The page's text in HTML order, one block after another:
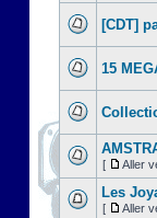
[CDT]
15
[ Aller
Les
[ Aller